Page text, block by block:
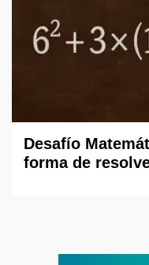
Desafío
forma de